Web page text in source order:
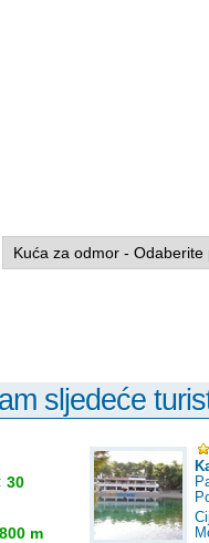
sljedeće
30
800 m